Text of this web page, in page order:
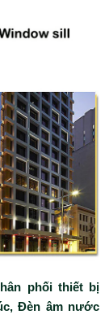
phối thiết bị
Đèn âm nước